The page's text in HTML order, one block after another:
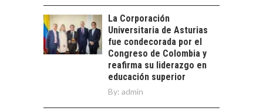
La transformación
estratégica de los
recursos humanos en
las empresas…
FINANCIAMIENTO
PARA PYMES EN
CHILE:
ALTERNATIVAS MÁS
ALLÁ DEL CRÉDITO
BANCARIO
La Corporación
Universitaria de Asturias
fue condecorada por el
Congreso de Colombia y
reafirma su liderazgo en
educación superior
By: admin